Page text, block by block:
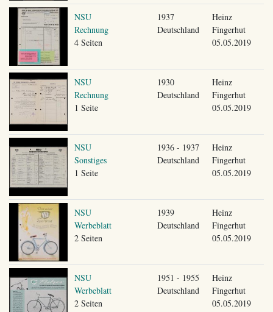
NSU
Rechnung
4 Seiten
1937
Deutschland
Heinz
Fingerhut
05.05.2019
NSU
Rechnung
1 Seite
1930
Deutschland
Heinz
Fingerhut
05.05.2019
NSU
Sonstiges
1 Seite
1936 - 1937
Deutschland
Heinz
Fingerhut
05.05.2019
NSU
Werbeblatt
2 Seiten
1939
Deutschland
Heinz
Fingerhut
05.05.2019
NSU
Werbeblatt
2 Seiten
1951 - 1955
Deutschland
Heinz
Fingerhut
05.05.2019